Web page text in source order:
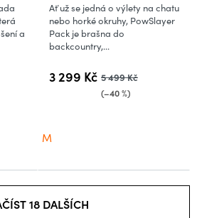
a
3 299 Kč 5 499 Kč
(–40 %)
Ať už se jedná o výlety na chatu
nebo horké okruhy, PowSlayer
Pack je brašna do
backcountry,...
M
18 DALŠÍCH